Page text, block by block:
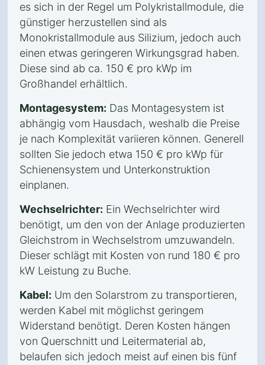
es sich in der Regel um Polykristallmodule, die
günstiger herzustellen sind als
Monokristallmodule aus Silizium, jedoch auch
einen etwas geringeren Wirkungsgrad haben.
Diese sind ab ca. 150 € pro kWp im
Großhandel erhältlich.
Montagesystem: Das Montagesystem ist
abhängig vom Hausdach, weshalb die Preise
je nach Komplexität variieren können. Generell
sollten Sie jedoch etwa 150 € pro kWp für
Schienensystem und Unterkonstruktion
einplanen.
Wechselrichter: Ein Wechselrichter wird
benötigt, um den von der Anlage produzierten
Gleichstrom in Wechselstrom umzuwandeln.
Dieser schlägt mit Kosten von rund 180 € pro
kW Leistung zu Buche.
Kabel: Um den Solarstrom zu transportieren,
werden Kabel mit möglichst geringem
Widerstand benötigt. Deren Kosten hängen
von Querschnitt und Leitermaterial ab,
belaufen sich jedoch meist auf einen bis fünf